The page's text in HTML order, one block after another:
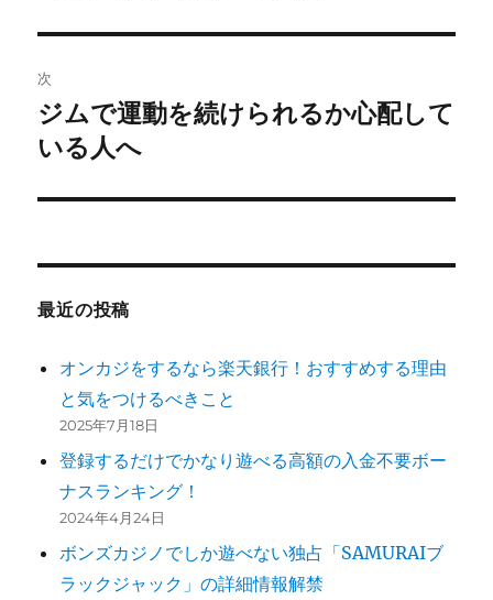
ビ
ゲ
ー
シ
ン
投
稿:
次
次
の
稿:
ジムで運動を続けられるか心配して
いる人へ
最近の投稿
オンカジをするなら楽天銀行！おすすめする理由
と気をつけるべきこと
2025年7月18日
登録するだけでかなり遊べる高額の入金不要ボー
ナスランキング！
2024年4月24日
ボンズカジノでしか遊べない独占「SAMURAIブ
ラックジャック」の詳細情報解禁